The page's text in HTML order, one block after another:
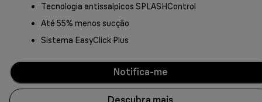
Tecnologia antissalpicos SPLASHControl
Até 55% menos sucção
Sistema EasyClick Plus
Notifica-me